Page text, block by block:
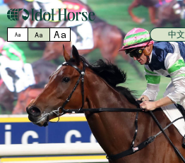
Aa Aa Aa 中文